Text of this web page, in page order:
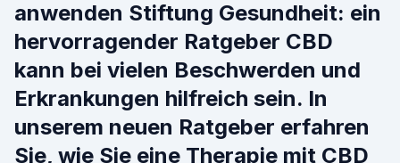
anwenden Stiftung Gesundheit: ein
hervorragender Ratgeber CBD
kann bei vielen Beschwerden und
Erkrankungen hilfreich sein. In
unserem neuen Ratgeber erfahren
Sie, wie Sie eine Therapie mit CBD